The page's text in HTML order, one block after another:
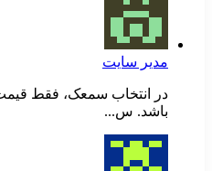
مدیر سایت
در انتخاب سمعک، فقط قیمت
باشد. س...